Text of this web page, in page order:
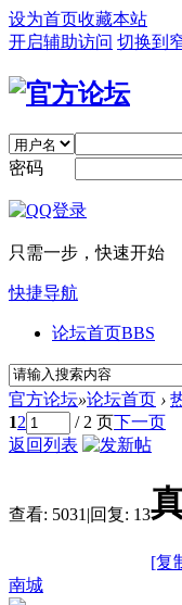
设为首页收藏本站
开启辅助访问 切换到
密码
只需一步，快速开始
快捷导航
论坛首页BBS
官方论坛»论坛首页 ›
12 / 2 页下一页
返回列表
查看: 5031 |回复: 13
[复
南城